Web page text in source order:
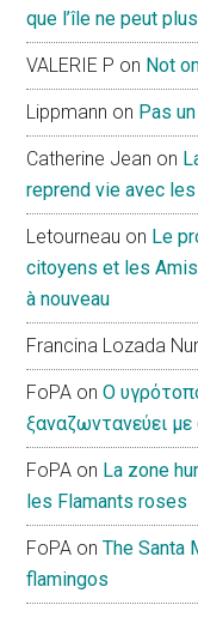
que l’île ne peut
VALERIE P on Not
Lippmann on Pas
Catherine Jean on
reprend vie avec
Letourneau on Le
citoyens et les
à nouveau
Francina Lozada Nur
FoPA onΟ
ξαναζωντανεύει
FoPA on La zone
les Flamants roses
FoPA onThe Santa
flamingos